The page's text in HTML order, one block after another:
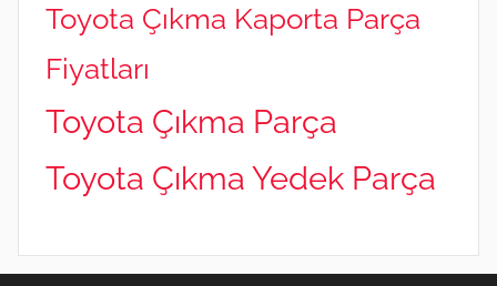
Toyota Çıkma Kaporta Parça
Fiyatları
Toyota Çıkma Parça
Toyota Çıkma Yedek Parça